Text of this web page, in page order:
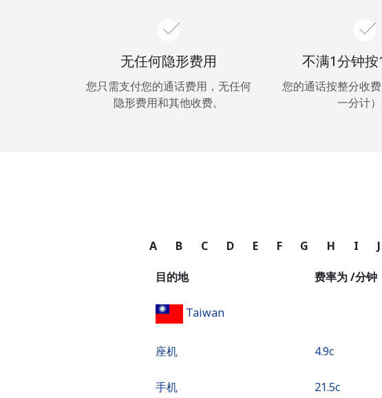
无任何隐形费用
您只需支付您的通话费用，无任何
隐形费用和其他收费。
不满1分钟
您的通话按整分收
一分计）
A B C D E F G H I J
目的地 费率为 /分钟
Taiwan
座机 ⁦4.9c⁩
手机 ⁦21.5c⁩